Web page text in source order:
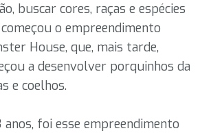
buscar cores, raças e espécies
o empreendimento
House, que, mais tarde,
a desenvolver porquinhos da
e coelhos.
anos, foi esse empreendimento